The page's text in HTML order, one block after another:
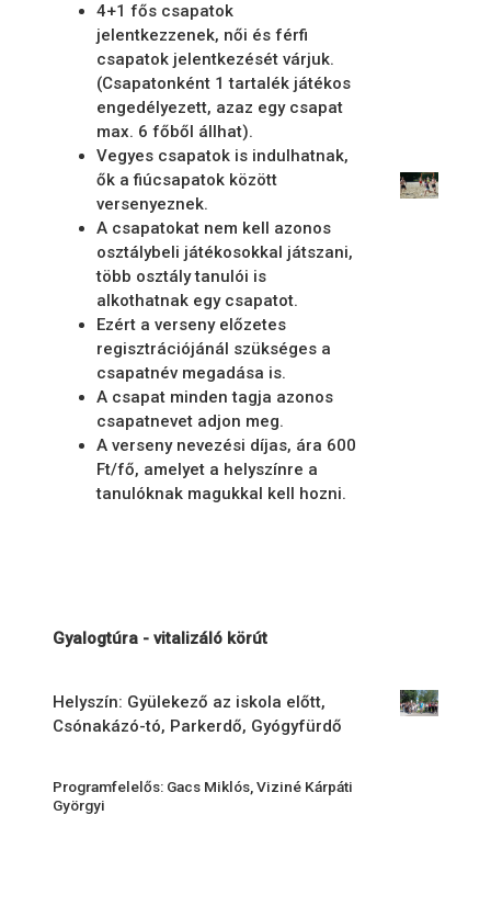
4+1 fős csapatok
jelentkezzenek, női és férfi
csapatok jelentkezését várjuk.
(Csapatonként 1 tartalék játékos
engedélyezett, azaz egy csapat
max. 6 főből állhat).
Vegyes csapatok is indulhatnak,
ők a fiúcsapatok között
versenyeznek.
A csapatokat nem kell azonos
osztálybeli játékosokkal játszani,
több osztály tanulói is
alkothatnak egy csapatot.
Ezért a verseny előzetes
regisztrációjánál szükséges a
csapatnév megadása is.
A csapat minden tagja azonos
csapatnevet adjon meg.
A verseny nevezési díjas, ára 600
Ft/fő, amelyet a helyszínre a
tanulóknak magukkal kell hozni.
Gyalogtúra - vitalizáló körút
Helyszín: Gyülekező az iskola előtt,
Csónakázó-tó, Parkerdő, Gyógyfürdő
Programfelelős: Gacs Miklós, Viziné Kárpáti
Györgyi